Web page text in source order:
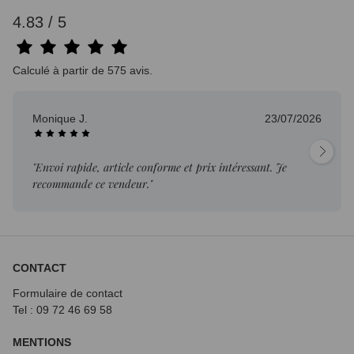
4.83 / 5
Calculé à partir de 575 avis.
Monique J. 23/07/2026
"Envoi rapide, article conforme et prix intéressant. Je
recommande ce vendeur."
CONTACT
Formulaire de contact
Tel : 09 72 46 69 58
MENTIONS